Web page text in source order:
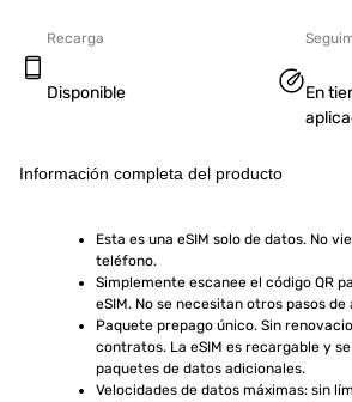
Recarga
Disponible
En
Información completa del producto
Esta es una eSIM solo de datos. No
teléfono.
Simplemente escanee el código QR
eSIM. No se necesitan otros pasos
Paquete prepago único. Sin
contratos. La eSIM es recargable y
paquetes de datos adicionales.
Velocidades de datos máximas: sin